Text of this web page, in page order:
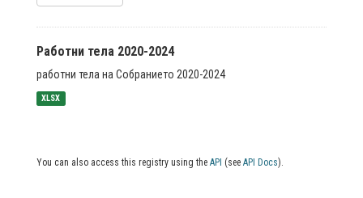
Работни тела 2020-2024
работни тела на Собранието 2020-2024
XLSX
You can also access this registry using the API (see API Docs).